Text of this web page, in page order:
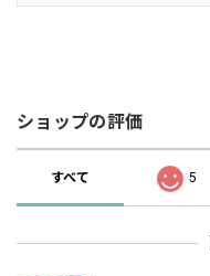
ショップの評価
すべて 5